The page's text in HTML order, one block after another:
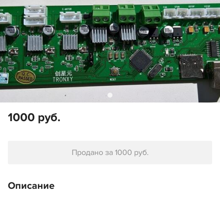
1000 руб.
Продано за 1000 руб.
Описание